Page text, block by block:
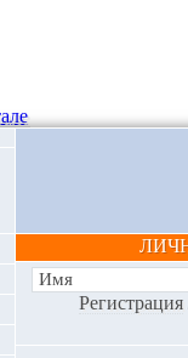
Регистрация